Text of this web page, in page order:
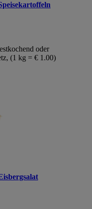
oder
(1 kg = € 1.00)